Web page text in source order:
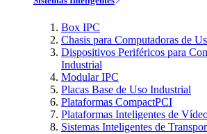
Box IPC
Chasis para Computadoras de
Dispositivos Periféricos para
Industrial
Modular IPC
Placas Base de Uso Industrial
Plataformas CompactPCI
Plataformas Inteligentes de
Sistemas Inteligentes de